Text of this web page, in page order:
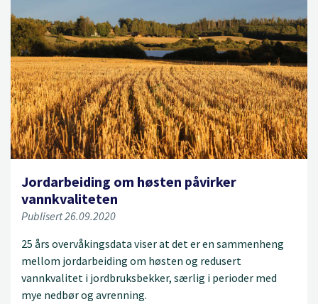
Jordarbeiding om høsten påvirker
vannkvaliteten
Publisert 26.09.2020
25 års overvåkingsdata viser at det er en sammenheng
mellom jordarbeiding om høsten og redusert
vannkvalitet i jordbruksbekker, særlig i perioder med
mye nedbør og avrenning.